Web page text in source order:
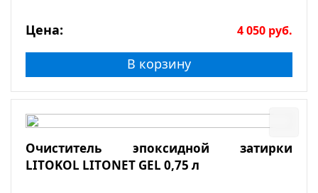
Цена: 4 050 руб.
В корзину
Очиститель эпоксидной затирки
LITOKOL LITONET GEL 0,75 л